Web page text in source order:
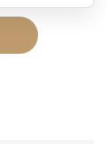
00:01
23:59